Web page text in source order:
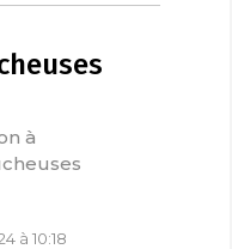
à
à 10:18